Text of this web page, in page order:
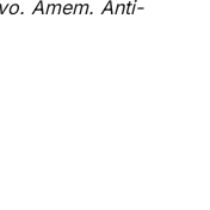
Amem. Anti-